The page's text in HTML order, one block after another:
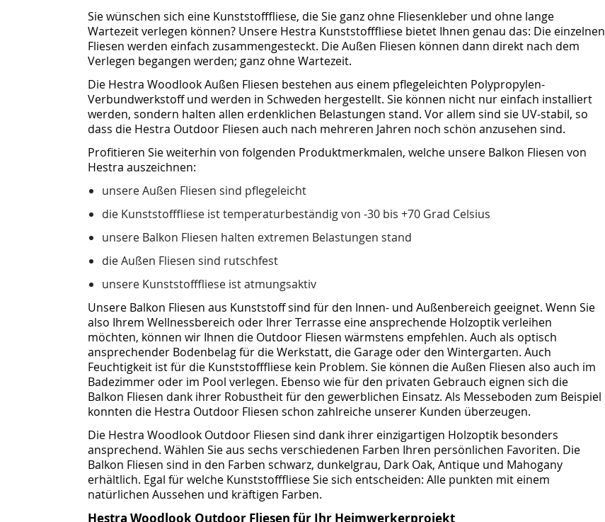
Sie wünschen sich eine Kunststofffliese, die Sie ganz ohne Fliesenkleber und ohne lange
Wartezeit verlegen können? Unsere Hestra Kunststofffliese bietet Ihnen genau das: Die einzelnen
Fliesen werden einfach zusammengesteckt. Die Außen Fliesen können dann direkt nach dem
Verlegen begangen werden; ganz ohne Wartezeit.
Die Hestra Woodlook Außen Fliesen bestehen aus einem pflegeleichten Polypropylen-
Verbundwerkstoff und werden in Schweden hergestellt. Sie können nicht nur einfach installiert
werden, sondern halten allen erdenklichen Belastungen stand. Vor allem sind sie UV-stabil, so
dass die Hestra Outdoor Fliesen auch nach mehreren Jahren noch schön anzusehen sind.
Profitieren Sie weiterhin von folgenden Produktmerkmalen, welche unsere Balkon Fliesen von
Hestra auszeichnen:
unsere Außen Fliesen sind pflegeleicht
die Kunststofffliese ist temperaturbeständig von -30 bis +70 Grad Celsius
unsere Balkon Fliesen halten extremen Belastungen stand
die Außen Fliesen sind rutschfest
unsere Kunststofffliese ist atmungsaktiv
Unsere Balkon Fliesen aus Kunststoff sind für den Innen- und Außenbereich geeignet. Wenn Sie
also Ihrem Wellnessbereich oder Ihrer Terrasse eine ansprechende Holzoptik verleihen
möchten, können wir Ihnen die Outdoor Fliesen wärmstens empfehlen. Auch als optisch
ansprechender Bodenbelag für die Werkstatt, die Garage oder den Wintergarten. Auch
Feuchtigkeit ist für die Kunststofffliese kein Problem. Sie können die Außen Fliesen also auch im
Badezimmer oder im Pool verlegen. Ebenso wie für den privaten Gebrauch eignen sich die
Balkon Fliesen dank ihrer Robustheit für den gewerblichen Einsatz. Als Messeboden zum Beispiel
konnten die Hestra Outdoor Fliesen schon zahlreiche unserer Kunden überzeugen.
Die Hestra Woodlook Outdoor Fliesen sind dank ihrer einzigartigen Holzoptik besonders
ansprechend. Wählen Sie aus sechs verschiedenen Farben Ihren persönlichen Favoriten. Die
Balkon Fliesen sind in den Farben schwarz, dunkelgrau, Dark Oak, Antique und Mahogany
erhältlich. Egal für welche Kunststofffliese Sie sich entscheiden: Alle punkten mit einem
natürlichen Aussehen und kräftigen Farben.
Hestra Woodlook Outdoor Fliesen für Ihr Heimwerkerprojekt